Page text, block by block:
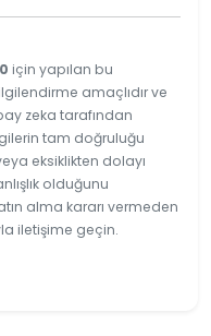
için yapılan bu
amaçlıdır ve
zeka tarafından
tam doğruluğu
eksiklikten dolayı
olduğunu
alma kararı vermeden
iletişime geçin.